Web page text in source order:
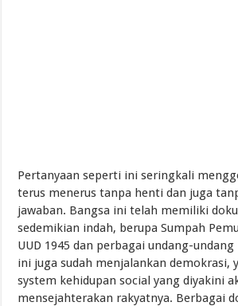
Pertanyaan seperti ini seringkali
terus menerus tanpa henti dan juga
jawaban. Bangsa ini telah memiliki
sedemikian indah, berupa Sumpah
UUD 1945 dan perbagai undang-
ini juga sudah menjalankan demokrasi,
system kehidupan social yang diyakini
mensejahterakan rakyatnya. Berbagai